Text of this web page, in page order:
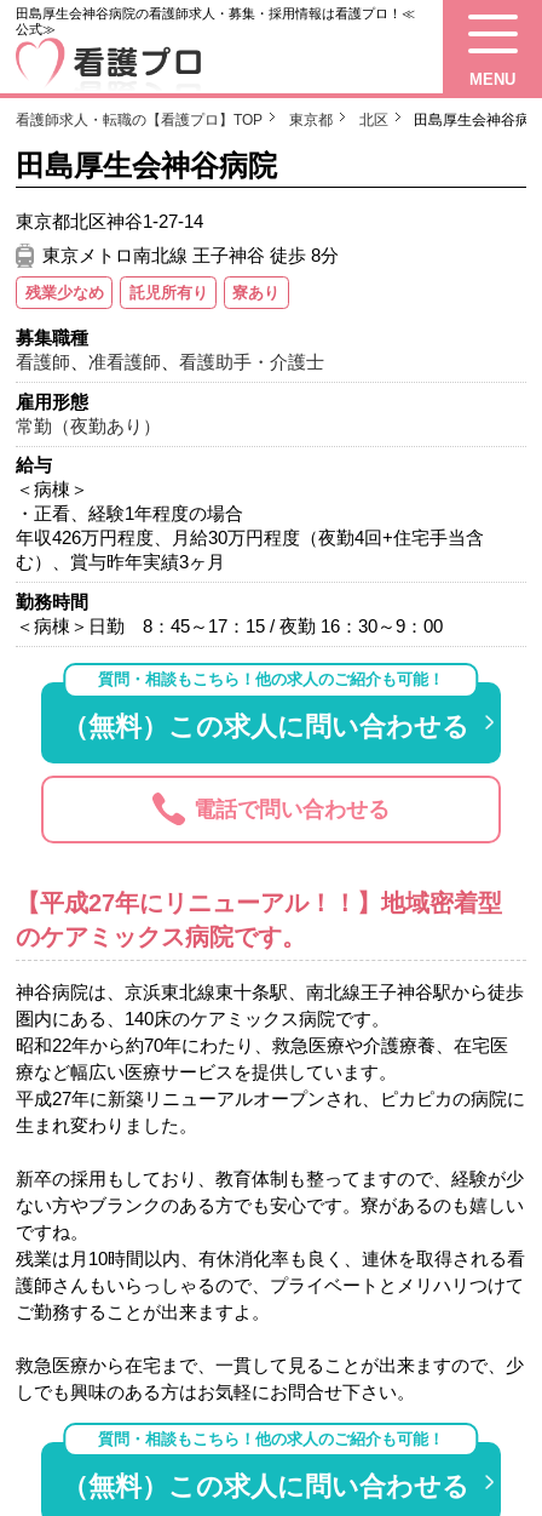
田島厚生会神谷病院の看護師求人・募集・採用情報は看護プロ！≪
公式≫
MENU
看護師求人・転職の【看護プロ】TOP 東京都 北区 田島厚生会神谷病
田島厚生会神谷病院
東京都北区神谷1-27-14
東京メトロ南北線 王子神谷 徒歩 8分
残業少なめ 託児所有り 寮あり
募集職種
看護師 、准看護師 、看護助手・介護士
雇用形態
常勤（夜勤あり）
給与
＜病棟＞
・正看、経験1年程度の場合
年収426万円程度、月給30万円程度（夜勤4回+住宅手当含
む）、賞与昨年実績3ヶ月
勤務時間
＜病棟＞日勤 8：45～17：15 / 夜勤 16：30～9：00
質問・相談もこちら！他の求人のご紹介も可能！
（無料）この求人に問い合わせる
電話で問い合わせる
【平成27年にリニューアル！！】地域密着型
のケアミックス病院です。
神谷病院は、京浜東北線東十条駅、南北線王子神谷駅から徒歩
圏内にある、140床のケアミックス病院です。
昭和22年から約70年にわたり、救急医療や介護療養、在宅医
療など幅広い医療サービスを提供しています。
平成27年に新築リニューアルオープンされ、ピカピカの病院に
生まれ変わりました。
新卒の採用もしており、教育体制も整ってますので、経験が少
ない方やブランクのある方でも安心です。寮があるのも嬉しい
ですね。
残業は月10時間以内、有休消化率も良く、連休を取得される看
護師さんもいらっしゃるので、プライベートとメリハリつけて
ご勤務することが出来ますよ。
救急医療から在宅まで、一貫して見ることが出来ますので、少
しでも興味のある方はお気軽にお問合せ下さい。
質問・相談もこちら！他の求人のご紹介も可能！
（無料）この求人に問い合わせる